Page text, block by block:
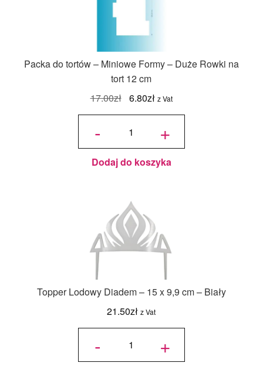
Packa do tortów – Miniowe Formy – Duże Rowki na
tort 12 cm
17.00zł Pierwotna
cena
wynosiła:
6.80złAktualna
cena
6.80zł.
z Vat
-
ilość
tortów -
Miniowe
Formy -
Duże
Rowki
12 cm
+
Dodaj do koszyka
Topper Lodowy Diadem – 15 x 9,9 cm – Biały
21.50zł z Vat
-
ilość
Diadem
- 15 x
9,9 cm -
Biały +